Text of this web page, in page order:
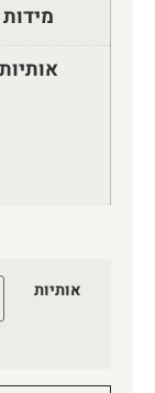
מידות
אותיות
אותיות